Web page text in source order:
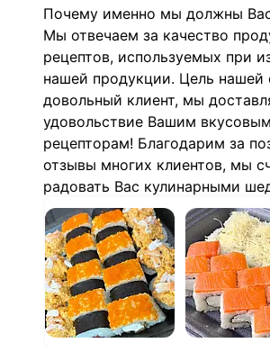
Почему именно мы должны
Мы отвечаем за качество
рецептов, используемых при
нашей продукции. Цель
довольный клиент, мы
удовольствие Вашим вкусовым
рецепторам! Благодарим за
отзывы многих клиентов, мы
радовать Вас кулинарными